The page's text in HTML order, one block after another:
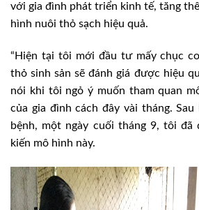
với gia đình phát triển kinh tế, tăng
hình nuôi thỏ sạch hiệu quả.
“Hiện tại tôi mới đầu tư mấy chục
thỏ sinh sản sẽ đánh giá được hiệu
nói khi tôi ngỏ ý muốn tham quan
của gia đình cách đây vài tháng.
bệnh, một ngày cuối tháng 9, tôi
kiến mô hình này.